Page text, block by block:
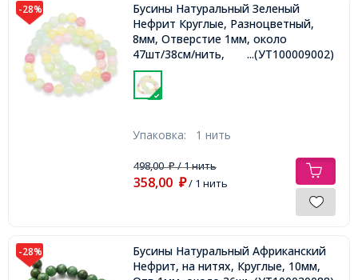
-28%
Бусины Натуральный Зеленый
Нефрит Круглые, Разноцветный,
8мм, Отверстие 1мм, около
47шт/38см/нить,
...(УТ100009002)
Упаковка: 1 нить
498,00₽/ 1 нить
358,00 ₽/ 1 нить
-28%
Бусины Натуральный Африканский
Нефрит, на нитях, Круглые, 10мм,